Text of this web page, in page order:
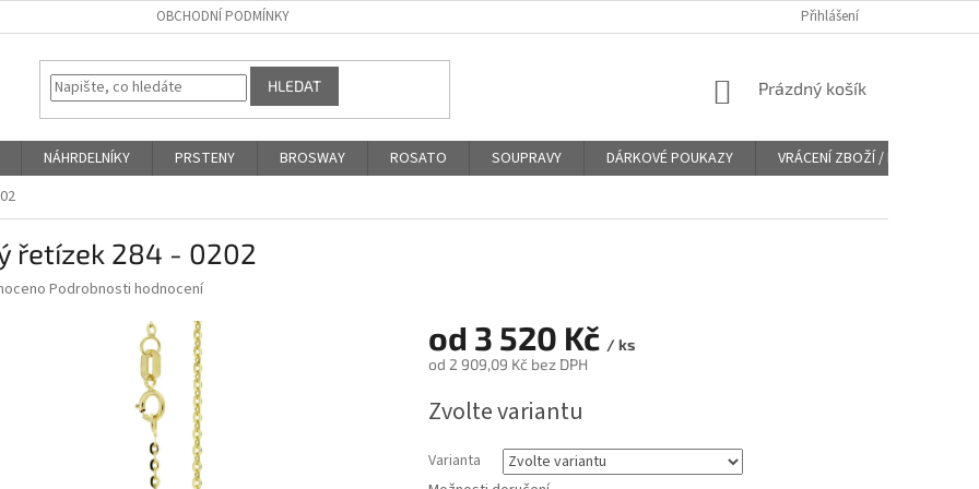
OBCHODNÍ PODMÍNKY Přihlášení
HLEDAT
NÁKUPNÍ
Prázdný košík
NÁHRDELNÍKY PRSTENY BROSWAY ROSATO SOUPRAVY DÁRKOVÉ POUKAZY
VRÁCENÍ ZBOŽÍ / REKLAMACE
řetízek 284 - 0202
Podrobnosti hodnocení
od 3 520 Kč / ks
od 2 909,09 Kčbez DPH
cena:
Zvolte variantu
Varianta